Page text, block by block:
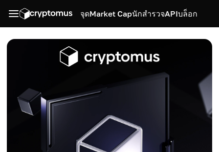
จุดMarket CapนักสำรวจAPIบล็อก